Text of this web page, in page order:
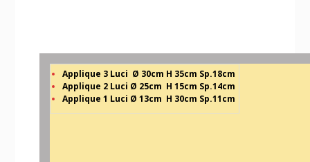
Applique 3 Luci Ø 30cm H 35cm Sp.18cm
Applique 2 Luci Ø 25cm H 15cm Sp.14cm
Applique 1 Luci Ø 13cm H 30cm Sp.11cm